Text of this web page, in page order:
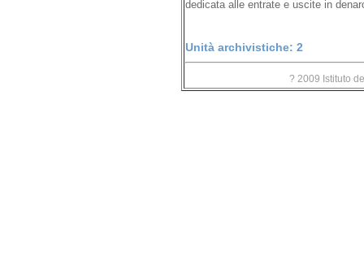
dedicata alle entrate e uscite in
Unità archivistiche: 2
? 2009 Istituto